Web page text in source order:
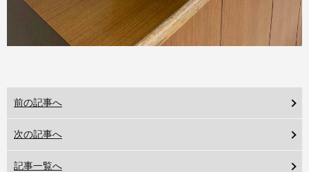
前の記事へ
次の記事へ
記事一覧へ